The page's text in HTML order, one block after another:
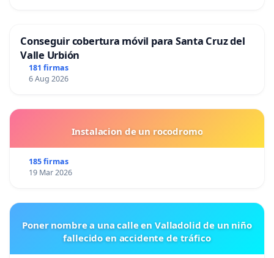
Conseguir cobertura móvil para Santa Cruz del
Valle Urbión
181 firmas
6 Aug 2026
Instalacion de un rocodromo
185 firmas
19 Mar 2026
Poner nombre a una calle en Valladolid de un niño
fallecido en accidente de tráfico